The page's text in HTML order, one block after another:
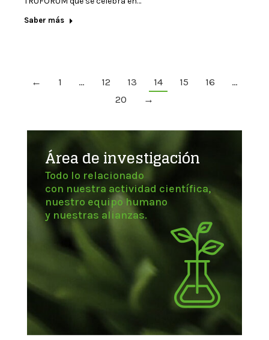
Saber más
← 1 … 12 13 14 15 16
…
20
→
Área de investigación
Todo lo relacionado
con nuestra actividad científica,
nuestro equipo humano
y nuestras alianzas.